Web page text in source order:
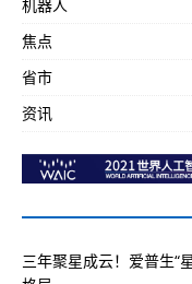
机器人
焦点
省市
资讯
三年聚星成云！爱普生“